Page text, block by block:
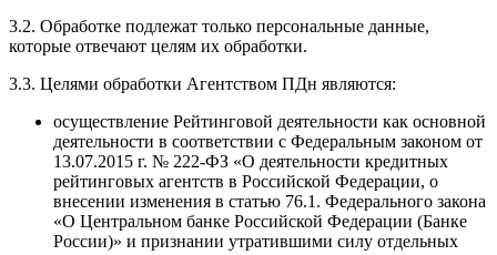
3.2. Обработке подлежат только персональные данные,
которые отвечают целям их обработки.
3.3. Целями обработки Агентством ПДн являются:
осуществление Рейтинговой деятельности как основной
деятельности в соответствии с Федеральным законом от
13.07.2015 г. № 222-ФЗ «О деятельности кредитных
рейтинговых агентств в Российской Федерации, о
внесении изменения в статью 76.1. Федерального закона
«О Центральном банке Российской Федерации (Банке
России)» и признании утратившими силу отдельных